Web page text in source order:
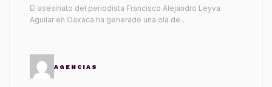
El asesinato del periodista Francisco Alejandro Leyva
Aguilar en Oaxaca ha generado una ola de…
AGENCIAS